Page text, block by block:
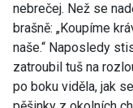
nebrečej. Než se
brašně: „Koupíme
naše.“ Naposledy
zatroubil tuš na
po boku viděla, jak